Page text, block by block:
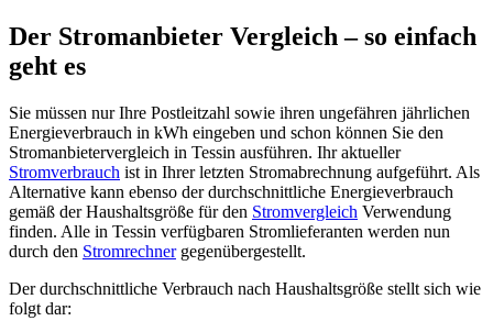
Der Stromanbieter Vergleich – so einfach
geht es
Sie müssen nur Ihre Postleitzahl sowie ihren ungefähren jährlichen
Energieverbrauch in kWh eingeben und schon können Sie den
Stromanbietervergleich in Tessin ausführen. Ihr aktueller
Stromverbrauch ist in Ihrer letzten Stromabrechnung aufgeführt. Als
Alternative kann ebenso der durchschnittliche Energieverbrauch
gemäß der Haushaltsgröße für den Stromvergleich Verwendung
finden. Alle in Tessin verfügbaren Stromlieferanten werden nun
durch den Stromrechnergegenübergestellt.
Der durchschnittliche Verbrauch nach Haushaltsgröße stellt sich wie
folgt dar: